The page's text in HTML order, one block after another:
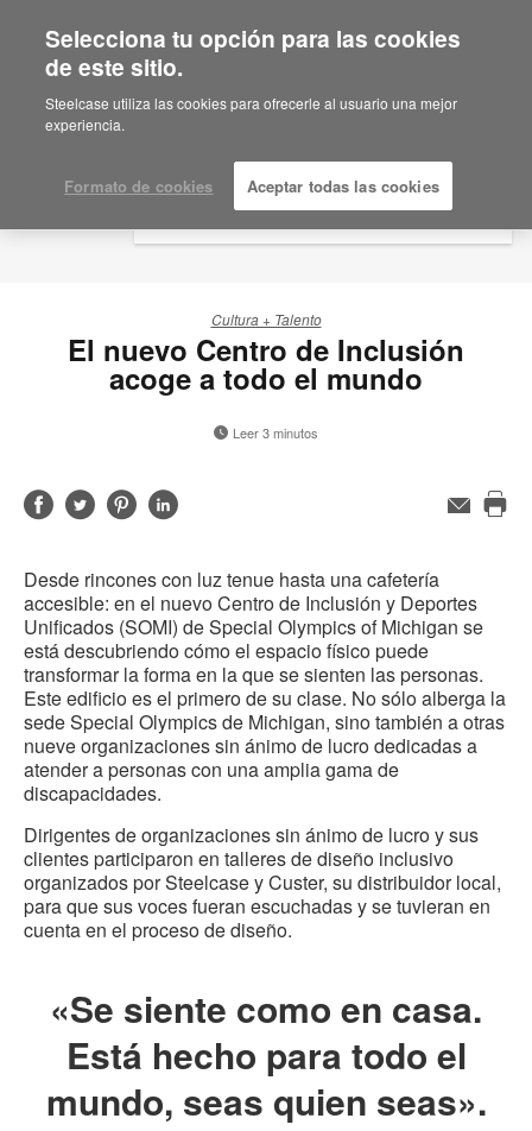
Are you in United States?
Would you like to see Products we sell in
your region?
English
Español
Cultura + Talento
El nuevo Centro de Inclusión
acoge a todo el mundo
Leer 3 minutos
Compartir
Compartir
Compartir
Compartir
in
Correo
Desde rincones con luz tenue hasta una cafetería
accesible: en el nuevo Centro de Inclusión y Deportes
Unificados (SOMI) de Special Olympics of Michigan se
está descubriendo cómo el espacio físico puede
transformar la forma en la que se sienten las personas.
Este edificio es el primero de su clase. No sólo alberga la
sede Special Olympics de Michigan, sino también a otras
nueve organizaciones sin ánimo de lucro dedicadas a
atender a personas con una amplia gama de
discapacidades.
Dirigentes de organizaciones sin ánimo de lucro y sus
clientes participaron en talleres de diseño inclusivo
organizados por Steelcase y Custer, su distribuidor local,
para que sus voces fueran escuchadas y se tuvieran en
cuenta en el proceso de diseño.
«Se siente como en casa.
Está hecho para todo el
mundo, seas quien seas».
Selecciona tu opción para las cookies
de este sitio.
Steelcase utiliza las cookies para ofrecerle al usuario una mejor
experiencia.
Formato de cookies Aceptar todas las cookies